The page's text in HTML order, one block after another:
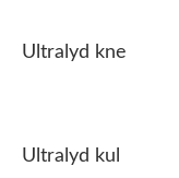
Ultralyd kne
Ultralyd kul